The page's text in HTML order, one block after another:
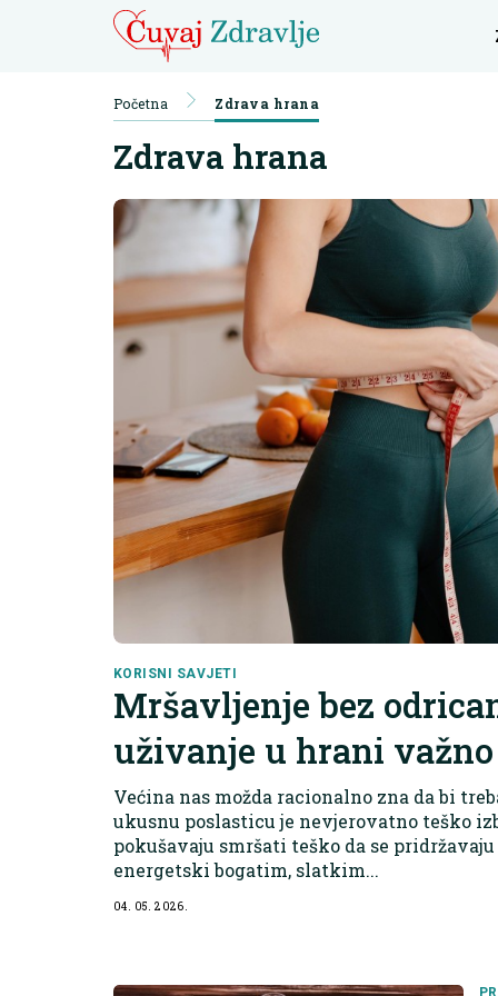
Početna Zdrava hrana
Zdrava hrana
KORISNI SAVJETI
Mršavljenje bez
uživanje u hrani važno
Većina nas možda racionalno zna da bi
ukusnu poslasticu je nevjerovatno teško
pokušavaju smršati teško da se
energetski bogatim, slatkim...
04. 05. 2026.